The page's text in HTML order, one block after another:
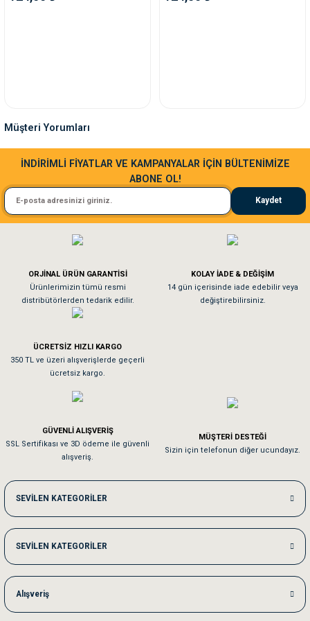
Müşteri Yorumları
Sa**** Ta******
Kedim taze mamaya bayıldı kargo fimrasın da bir sorun yaşadım ve arkadaşlar
El**** Ek******
Köpeğim bayıldı hediyeler için teşekkürler
As**** Tu******
Tavşanım kafesinin kalitesine ve paketlemesine bayıldım
Sa**** On******
Kedilerim beğeniyorlar. Memnunuz. Uygun fiyatta olması iyi.
Me***** Ya******
Akşam verdiğim sipariş bir sonraki gün elime ulaştı. Jack russell köpeğim
Ka***** Ar******
İNDİRİMLİ FİYATLAR VE KAMPANYALAR İÇİN BÜLTENİMİZE
ABONE OL!
Kaydet
ORJİNAL ÜRÜN GARANTİSİ
Ürünlerimizin tümü resmi
distribütörlerden tedarik edilir.
KOLAY İADE & DEĞİŞİM
14 gün içerisinde iade edebilir veya
değiştirebilirsiniz.
ÜCRETSİZ HIZLI KARGO
350 TL ve üzeri alışverişlerde geçerli
ücretsiz kargo.
GÜVENLİ ALIŞVERİŞ
SSL Sertifikası ve 3D ödeme ile güvenli
alışveriş.
MÜŞTERİ DESTEĞİ
Sizin için telefonun diğer ucundayız.
SEVİLEN KATEGORİLER
SEVİLEN KATEGORİLER
Alışveriş